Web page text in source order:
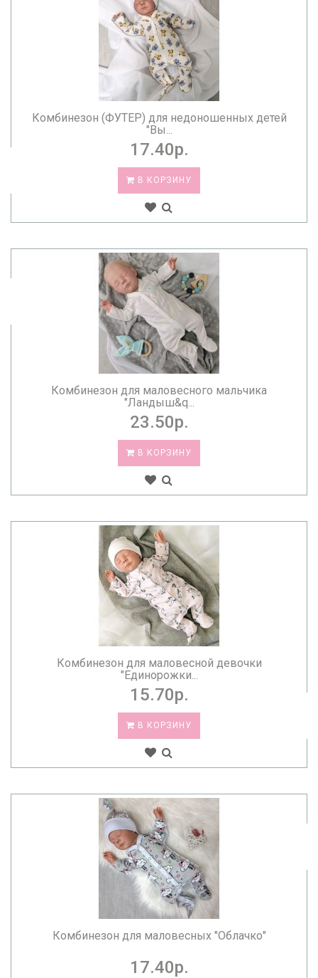
Комбинезон (ФУТЕР) для недоношенных детей
"Вы...
17.40р.
В КОРЗИНУ
Комбинезон для маловесного мальчика
"Ландыш&q...
23.50р.
В КОРЗИНУ
Комбинезон для маловесной девочки
"Единорожки...
15.70р.
В КОРЗИНУ
Комбинезон для маловесных "Облачко"
17.40р.